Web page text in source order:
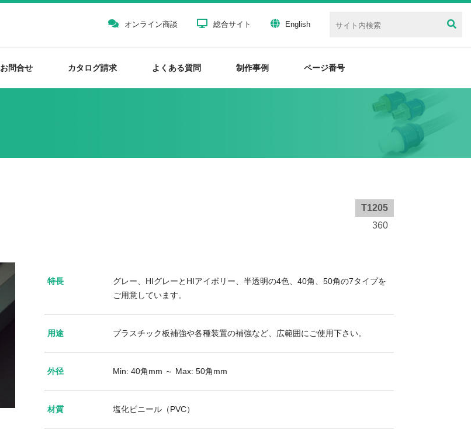
オンライン商談 総合サイト English
お問合せ カタログ請求 よくある質問 制作事例 ページ番号
T1205
360
特長
グレー、HIグレーとHIアイボリー、半透明の4色、40角、50角の7タイプを
ご用意しています。
用途 プラスチック板補強や各種装置の補強など、広範囲にご使用下さい。
外径 Min: 40角mm ～ Max: 50角mm
材質 塩化ビニール（PVC）